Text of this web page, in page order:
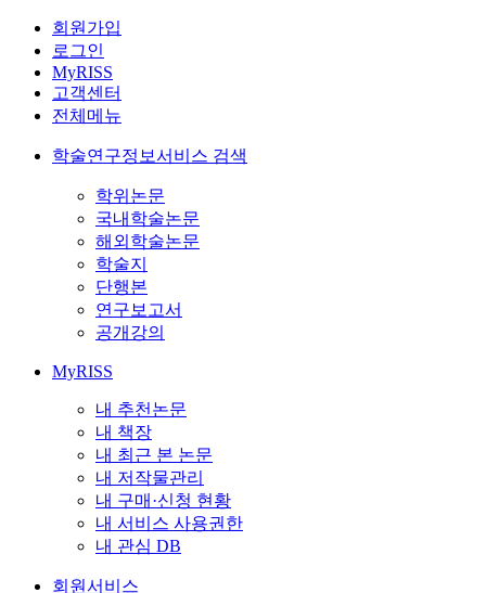
회원가입
로그인
MyRISS
고객센터
전체메뉴
학술연구정보서비스 검색
학위논문
국내학술논문
해외학술논문
학술지
단행본
연구보고서
공개강의
MyRISS
내 추천논문
내 책장
내 최근 본 논문
내 저작물관리
내 구매·신청 현황
내 서비스 사용권한
내 관심 DB
회원서비스